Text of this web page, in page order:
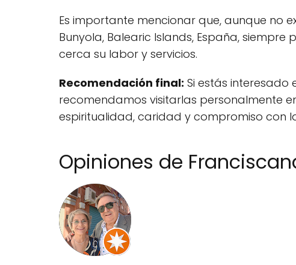
Es importante mencionar que, aunque no
Bunyola, Balearic Islands, España,
cerca su labor y servicios.
Recomendación final: Si estás interesado
recomendamos visitarlas personalmente
espiritualidad, caridad y compromiso con
Opiniones de